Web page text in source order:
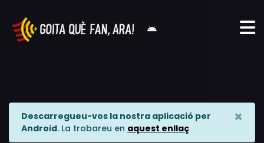
Descarregueu-vos la nostra aplicació per
Android. La trobareu en aquest enllaç
×